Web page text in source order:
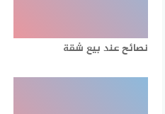
نصائح عند بيع شقة